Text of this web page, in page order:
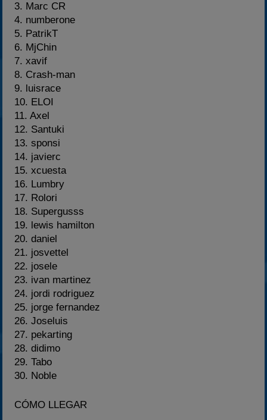
3. Marc CR
4. numberone
5. PatrikT
6. MjChin
7. xavif
8. Crash-man
9. luisrace
10. ELOI
11. Axel
12. Santuki
13. sponsi
14. javierc
15. xcuesta
16. Lumbry
17. Rolori
18. Supergusss
19. lewis hamilton
20. daniel
21. josvettel
22. josele
23. ivan martinez
24. jordi rodriguez
25. jorge fernandez
26. Joseluis
27. pekarting
28. didimo
29. Tabo
30. Noble
CÓMO LLEGAR